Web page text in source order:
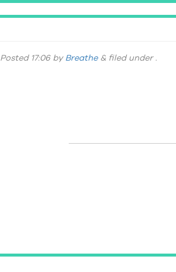
Posted 17:06 by Breathe & filed under .